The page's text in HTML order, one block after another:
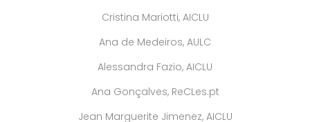
Cristina Mariotti, AICLU
Ana de Medeiros, AULC
Alessandra Fazio, AICLU
Ana Gonçalves, ReCLes.pt
Jean Marguerite Jimenez, AICLU